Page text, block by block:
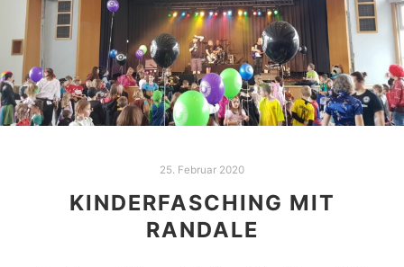
25. Februar 2020
KINDERFASCHING MIT
RANDALE